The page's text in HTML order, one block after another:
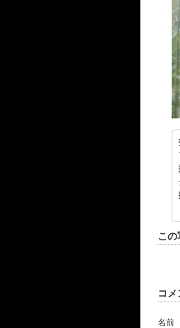
この
コメ
名前